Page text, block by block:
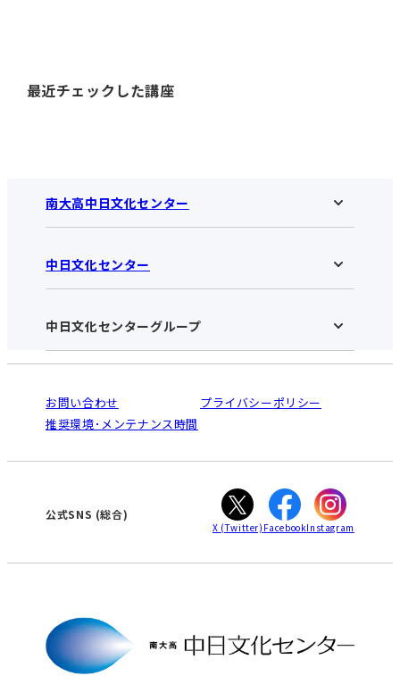
最近チェックした講座
南大高中日文化センター
南大高中日文化センターHOME
お知らせ
アクセス･営業時間
お申し込みの流れ
入会と受講のご案内
中日文化センター
中日文化センターHOME
中日文化センターとは
受講規約・会員特典
ご利用ガイド
オンライン講座受講の手順
WEBサイトのよくある質問
中日文化センターグループ
南大高
犬山
高蔵寺
大垣
津
お問い合わせ
プライバシーポリシー
推奨環境･メンテナンス時間
公式SNS (総合)
X (Twitter) FacebookInstagram